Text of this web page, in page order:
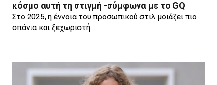
κόσμο αυτή τη στιγμή -σύμφωνα με το GQ
Στο 2025, η έννοια του προσωπικού στιλ μοιάζει πιο
σπάνια και ξεχωριστή…